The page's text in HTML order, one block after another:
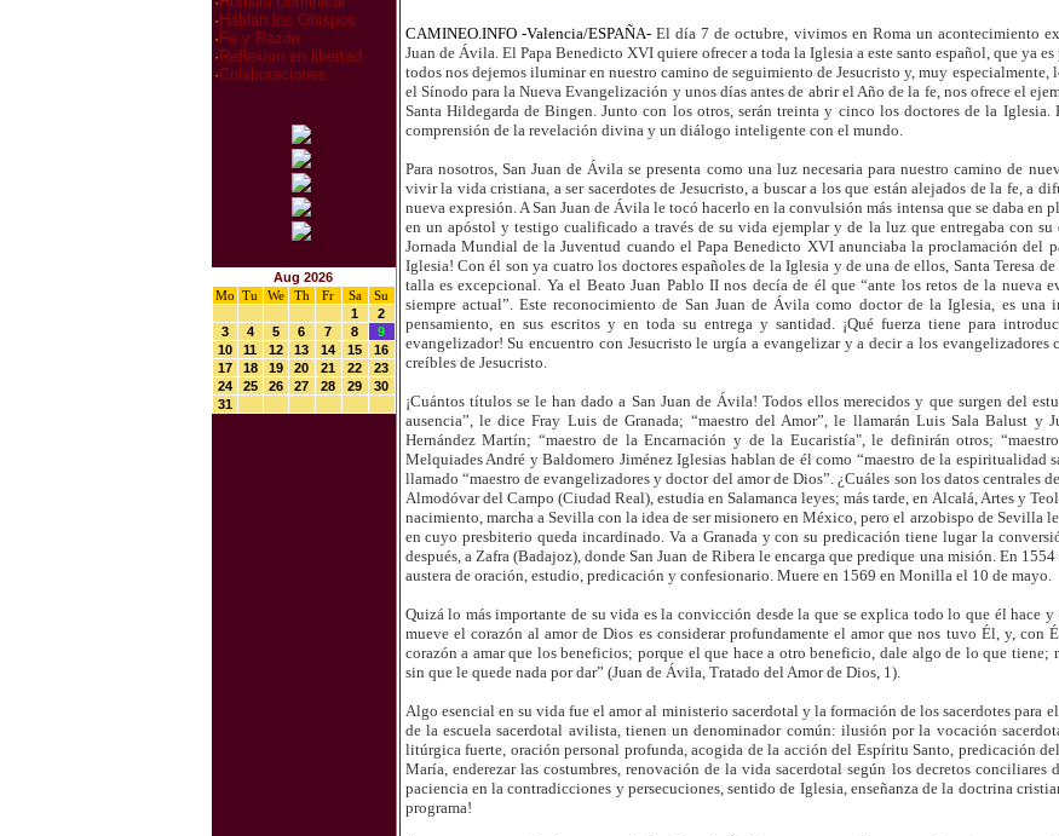
· Hablan los Obispos
· Fe y Razón
· Reflexion en libertad
·Colaboraciones
Aug 2026
Mo Tu We Th Fr Sa
Su
1
2
3
4 5 6 7 8
9
10
11 12 13 14 15
16
17
18 19 20 21 22
23
24
25 26 27 28 29
30
31
CAMINEO.INFO -Valencia/ESPAÑA- El día 7 de octubre, vivimos en Roma un acontecimiento
Juan de Ávila. El Papa Benedicto XVI quiere ofrecer a toda la Iglesia a este santo español, que ya
todos nos dejemos iluminar en nuestro camino de seguimiento de Jesucristo y, muy especialmente,
el Sínodo para la Nueva Evangelización y unos días antes de abrir el Año de la fe, nos ofrece el
Santa Hildegarda de Bingen. Junto con los otros, serán treinta y cinco los doctores de la
comprensión de la revelación divina y un diálogo inteligente con el mundo.
Para nosotros, San Juan de Ávila se presenta como una luz necesaria para nuestro camino de
vivir la vida cristiana, a ser sacerdotes de Jesucristo, a buscar a los que están alejados de la fe, a
nueva expresión. A San Juan de Ávila le tocó hacerlo en la convulsión más intensa que se daba
en un apóstol y testigo cualificado a través de su vida ejemplar y de la luz que entregaba con
Jornada Mundial de la Juventud cuando el Papa Benedicto XVI anunciaba la proclamación del
Iglesia! Con él son ya cuatro los doctores españoles de la Iglesia y de una de ellos, Santa Teresa
talla es excepcional. Ya el Beato Juan Pablo II nos decía de él que “ante los retos de la nueva
siempre actual”. Este reconocimiento de San Juan de Ávila como doctor de la Iglesia, es una
pensamiento, en sus escritos y en toda su entrega y santidad. ¡Qué fuerza tiene para
evangelizador! Su encuentro con Jesucristo le urgía a evangelizar y a decir a los evangelizadores
creíbles de Jesucristo.
¡Cuántos títulos se le han dado a San Juan de Ávila! Todos ellos merecidos y que surgen del
ausencia”, le dice Fray Luis de Granada; “maestro del Amor”, le llamarán Luis Sala Balust y
Hernández Martín; “maestro de la Encarnación y de la Eucaristía", le definirán otros;
Melquiades André y Baldomero Jiménez Iglesias hablan de él como “maestro de la espiritualidad
llamado “maestro de evangelizadores y doctor del amor de Dios”. ¿Cuáles son los datos centrales
Almodóvar del Campo (Ciudad Real), estudia en Salamanca leyes; más tarde, en Alcalá, Artes y
nacimiento, marcha a Sevilla con la idea de ser misionero en México, pero el arzobispo de Sevilla
en cuyo presbiterio queda incardinado. Va a Granada y con su predicación tiene lugar la
después, a Zafra (Badajoz), donde San Juan de Ribera le encarga que predique una misión. En
austera de oración, estudio, predicación y confesionario. Muere en 1569 en Monilla el 10 de mayo.
Quizá lo más importante de su vida es la convicción desde la que se explica todo lo que él hace y
mueve el corazón al amor de Dios es considerar profundamente el amor que nos tuvo Él, y, con
corazón a amar que los beneficios; porque el que hace a otro beneficio, dale algo de lo que tiene;
sin que le quede nada por dar” (Juan de Ávila, Tratado del Amor de Dios, 1).
Algo esencial en su vida fue el amor al ministerio sacerdotal y la formación de los sacerdotes para
de la escuela sacerdotal avilista, tienen un denominador común: ilusión por la vocación
litúrgica fuerte, oración personal profunda, acogida de la acción del Espíritu Santo, predicación
María, enderezar las costumbres, renovación de la vida sacerdotal según los decretos conciliares
paciencia en la contradicciones y persecuciones, sentido de Iglesia, enseñanza de la doctrina
programa!